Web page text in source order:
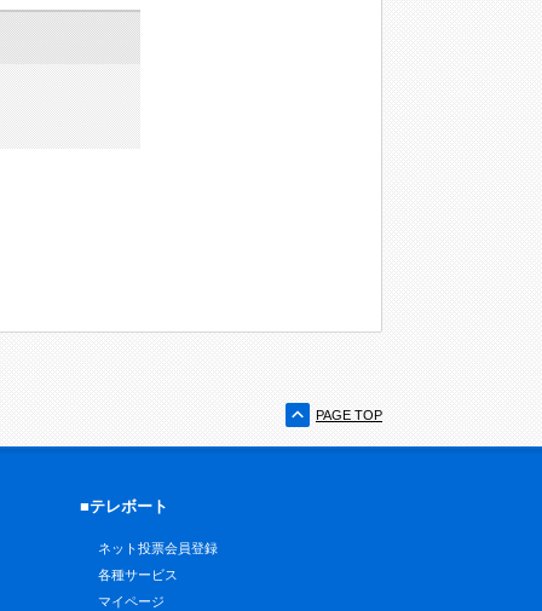
PAGE TOP
■テレボート
ネット投票会員登録
各種サービス
マイページ